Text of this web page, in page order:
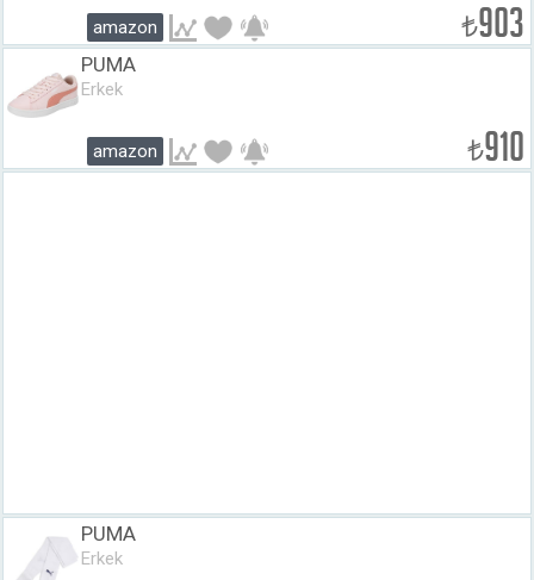
amazon ₺903
PUMA
Erkek
amazon ₺910
PUMA
Erkek